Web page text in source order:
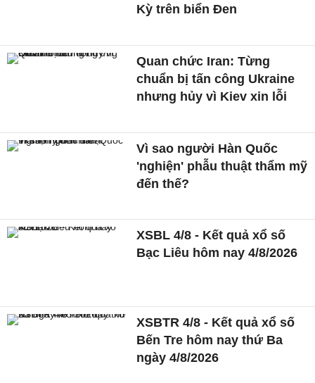
Kỳ trên biển Đen
Quan chức Iran: Từng
chuẩn bị tấn công Ukraine
nhưng hủy vì Kiev xin lỗi
Vì sao người Hàn Quốc
'nghiện' phẫu thuật thẩm mỹ
đến thế?
XSBL 4/8 - Kết quả xổ số
Bạc Liêu hôm nay 4/8/2026
XSBTR 4/8 - Kết quả xổ số
Bến Tre hôm nay thứ Ba
ngày 4/8/2026